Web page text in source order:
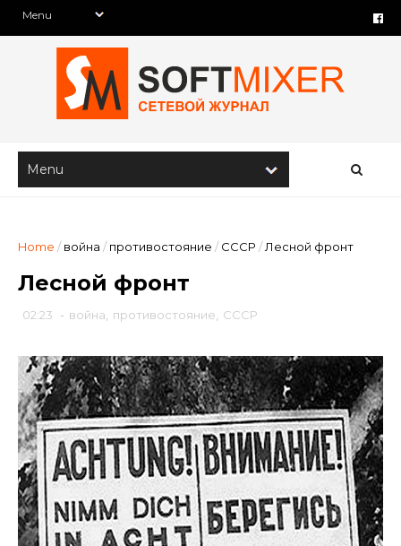
Home / война / противостояние / СССР / Лесной фронт
Лесной фронт
02:23 - война противостояние СССР